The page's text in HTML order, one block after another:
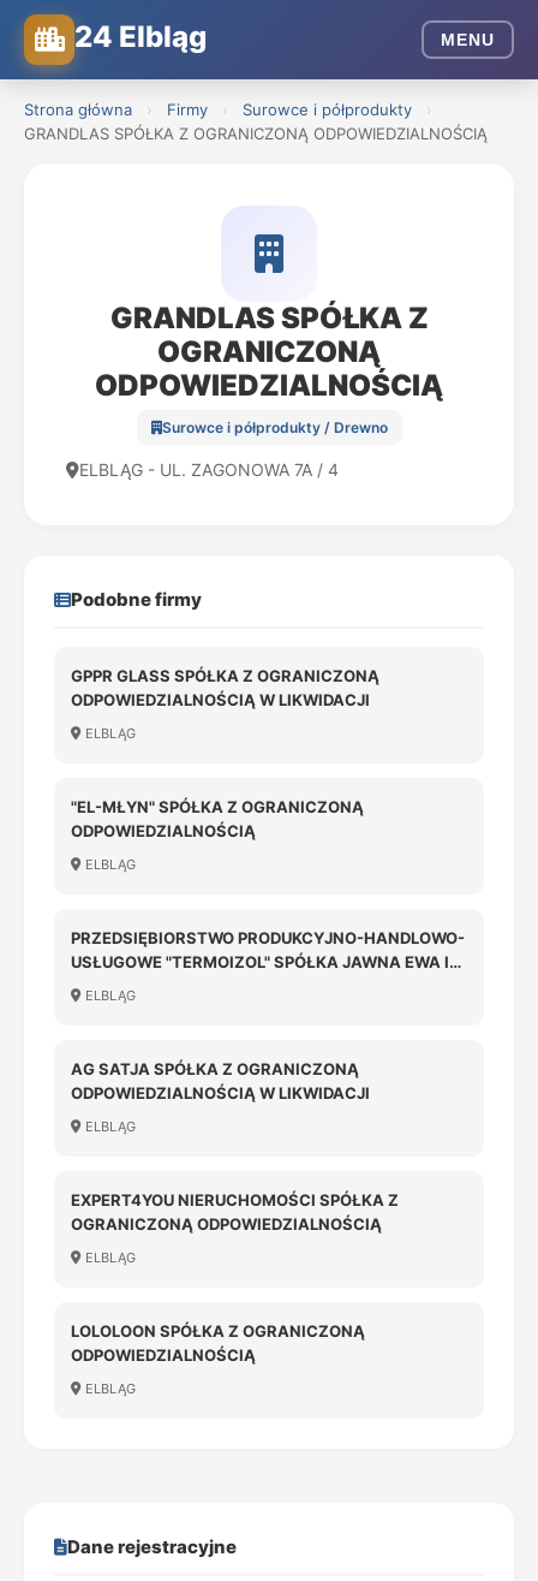
24 Elbląg MENU
Strona główna › Firmy › Surowce i półprodukty
›
GRANDLAS SPÓŁKA Z OGRANICZONĄ ODPOWIEDZIALNOŚCIĄ
GRANDLAS SPÓŁKA Z
OGRANICZONĄ
ODPOWIEDZIALNOŚCIĄ
Surowce i półprodukty / Drewno
ELBLĄG - UL. ZAGONOWA 7A / 4
Podobne firmy
GPPR GLASS SPÓŁKA Z OGRANICZONĄ
ODPOWIEDZIALNOŚCIĄ W LIKWIDACJI
ELBLĄG
"EL-MŁYN" SPÓŁKA Z OGRANICZONĄ
ODPOWIEDZIALNOŚCIĄ
ELBLĄG
PRZEDSIĘBIORSTWO PRODUKCYJNO-HANDLOWO-
USŁUGOWE "TERMOIZOL" SPÓŁKA JAWNA EWA I
WIESŁAW MALESA, JANINA I JAN PIEKARSCY 82-
300 ELBLĄG, UL.MAZURSKA 43, NIP 578-25-70-
ELBLĄG
AG SATJA SPÓŁKA Z OGRANICZONĄ
ODPOWIEDZIALNOŚCIĄ W LIKWIDACJI
ELBLĄG
EXPERT4YOU NIERUCHOMOŚCI SPÓŁKA Z
OGRANICZONĄ ODPOWIEDZIALNOŚCIĄ
ELBLĄG
LOLOLOON SPÓŁKA Z OGRANICZONĄ
ODPOWIEDZIALNOŚCIĄ
ELBLĄG
Dane rejestracyjne